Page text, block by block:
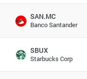
SAN.MC
Banco Santander
SBUX
Starbucks Corp